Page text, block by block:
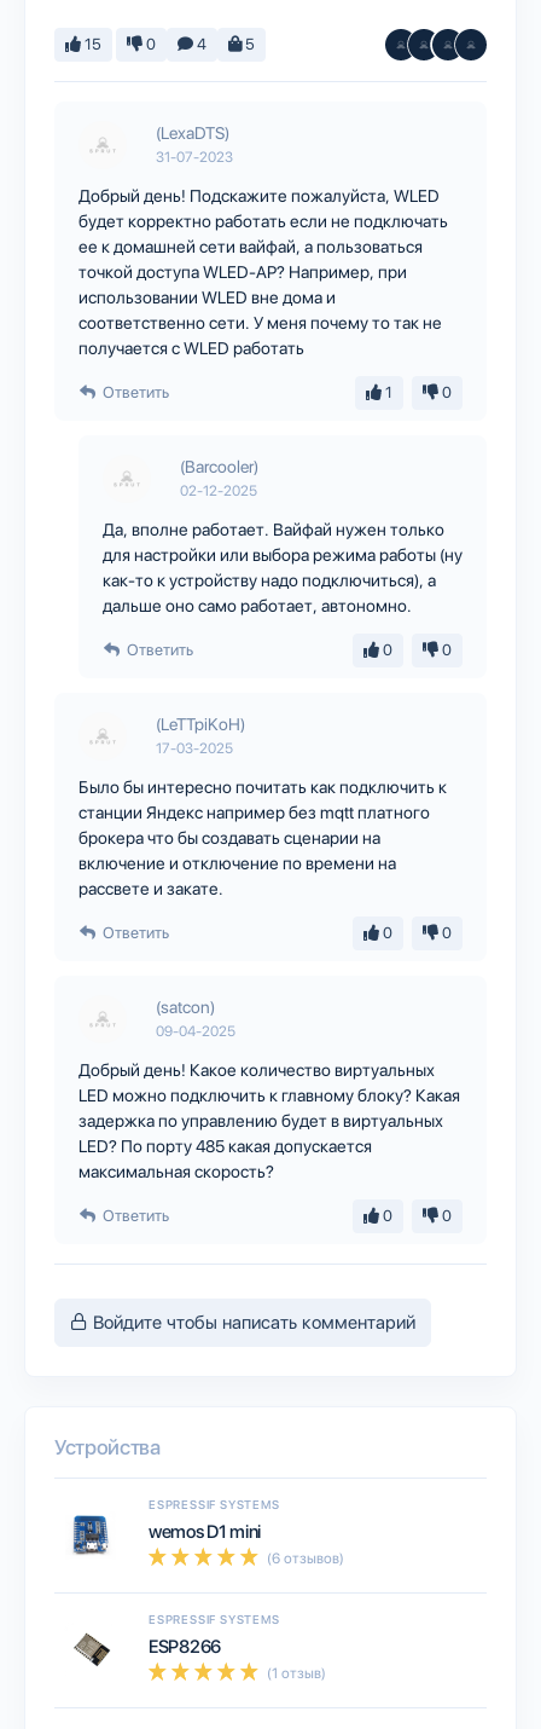
15 0 4 5
(LexaDTS)
31-07-2023
Добрый день! Подскажите пожалуйста, WLED
будет корректно работать если не подключать
ее к домашней сети вайфай, а пользоваться
точкой доступа WLED-AP? Например, при
использовании WLED вне дома и
соответственно сети. У меня почему то так не
получается с WLED работать
Ответить 1 0
(Barcooler)
02-12-2025
Да, вполне работает. Вайфай нужен только
для настройки или выбора режима работы (ну
как-то к устройству надо подключиться), а
дальше оно само работает, автономно.
Ответить 0 0
(LeTTpiKoH)
17-03-2025
Было бы интересно почитать как подключить к
станции Яндекс например без mqtt платного
брокера что бы создавать сценарии на
включение и отключение по времени на
рассвете и закате.
Ответить 0 0
(satcon)
09-04-2025
Добрый день! Какое количество виртуальных
LED можно подключить к главному блоку? Какая
задержка по управлению будет в виртуальных
LED? По порту 485 какая допускается
максимальная скорость?
Ответить 0 0
Войдите чтобы написать комментарий
Устройства
ESPRESSIF SYSTEMS
wemos D1 mini
(6 отзывов)
ESPRESSIF SYSTEMS
ESP8266
(1 отзыв)